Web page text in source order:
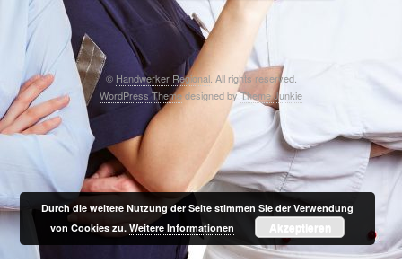
© Handwerker Regional. All rights reserved.
WordPress Themedesigned byTheme Junkie
Durch die weitere Nutzung der Seite stimmen Sie der Verwendung
von Cookies zu.Weitere Informationen Akzeptieren